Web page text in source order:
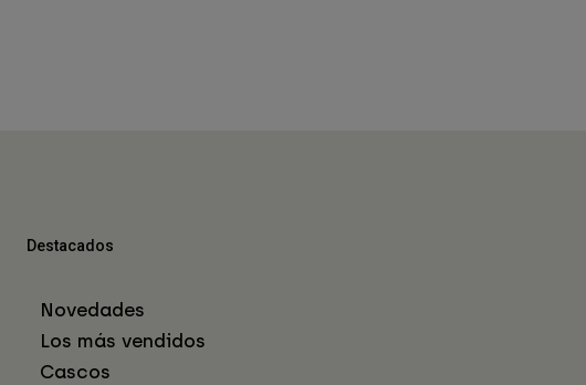
Destacados
Novedades
Los más vendidos
Cascos